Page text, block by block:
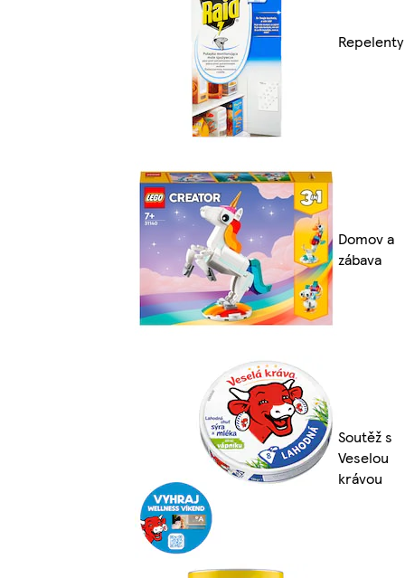
Repelenty
Domov a
zábava
Soutěž s
Veselou
krávou